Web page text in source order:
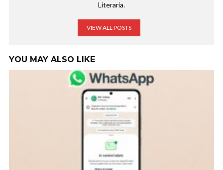
Literaria.
VIEW ALL POSTS
YOU MAY ALSO LIKE